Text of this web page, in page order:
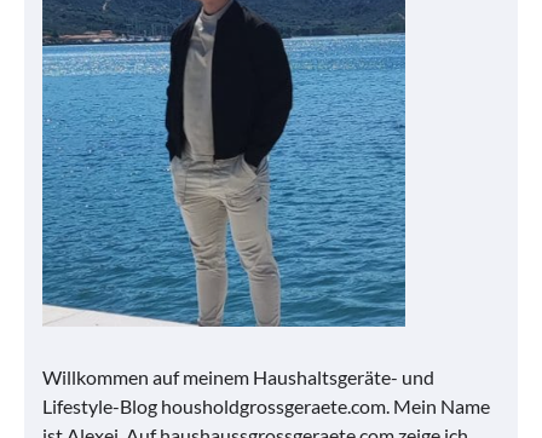
Willkommen auf meinem Haushaltsgeräte- und
Lifestyle-Blog housholdgrossgeraete.com. Mein Name